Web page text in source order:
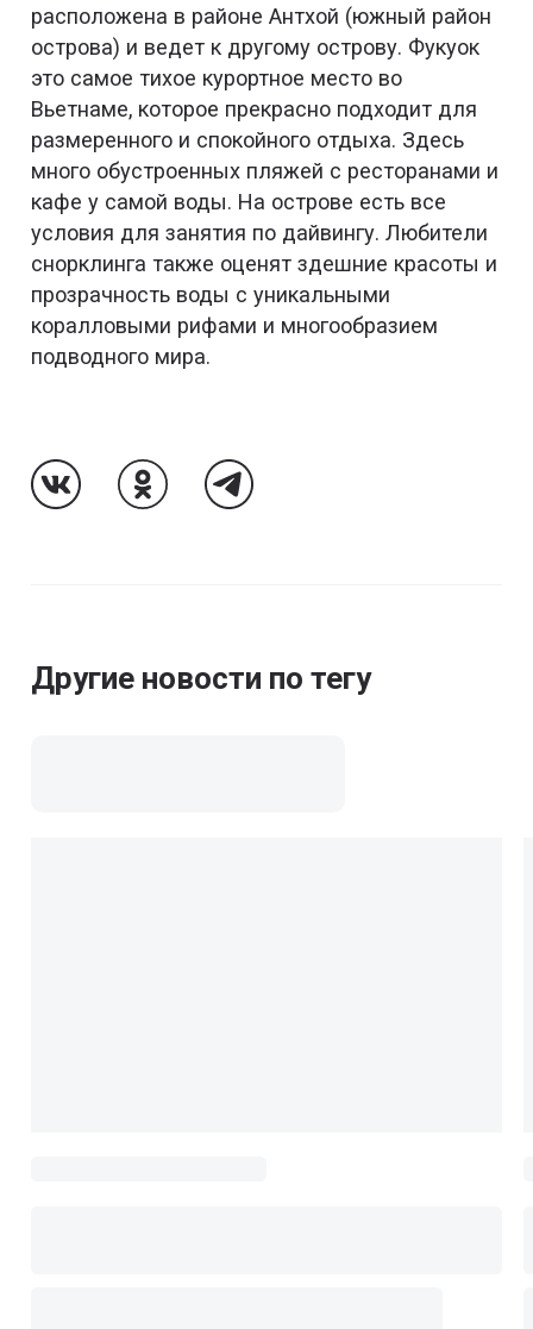
расположена в районе Антхой (южный район
острова) и ведет к другому острову. Фукуок
это самое тихое курортное место во
Вьетнаме, которое прекрасно подходит для
размеренного и спокойного отдыха. Здесь
много обустроенных пляжей с ресторанами и
кафе у самой воды. На острове есть все
условия для занятия по дайвингу. Любители
снорклинга также оценят здешние красоты и
прозрачность воды с уникальными
коралловыми рифами и многообразием
подводного мира.
Другие новости по тегу